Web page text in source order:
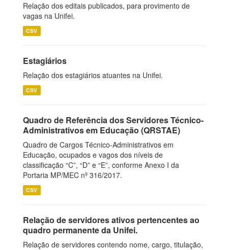
Relação dos editais publicados, para provimento de
vagas na Unifei.
CSV
Estagiários
Relação dos estagiários atuantes na Unifei.
CSV
Quadro de Referência dos Servidores Técnico-
Administrativos em Educação (QRSTAE)
Quadro de Cargos Técnico-Administrativos em
Educação, ocupados e vagos dos níveis de
classificação “C”, “D” e “E”, conforme Anexo I da
Portaria MP/MEC nº 316/2017.
CSV
Relação de servidores ativos pertencentes ao
quadro permanente da Unifei.
Relação de servidores contendo nome, cargo, titulação,